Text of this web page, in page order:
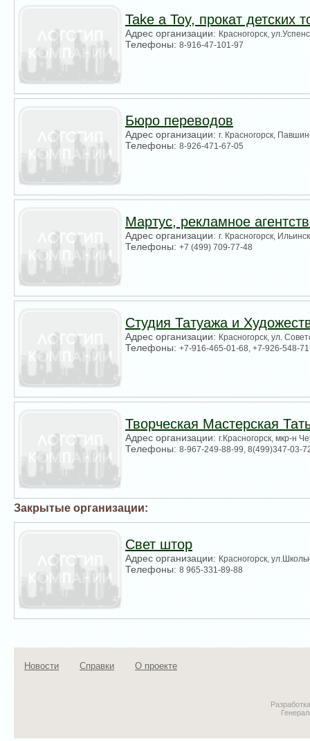
Take a Toy, прокат детских
Адрес организации:Красногорск,
Телефоны:8-916-47-101-97
Бюро переводов
Адрес организации:г. Красногорск,
Телефоны:8-926-471-67-05
Мартус, рекламное
Адрес организации:г. Красногорск,
Телефоны:+7 (499) 709-77-48
Студия Татуажа и
Адрес организации: Красногорск, ул.
Телефоны:+7-916-465-01-68, +7-926-548-
Творческая Мастерская
Адрес организации:г.Красногорск, мкр-н
Телефоны:8-967-249-88-99, 8(499)347-03-
Закрытые организации:
Свет штор
Адрес организации: Красногорск,
Телефоны:8 965-331-89-88
Новости Справки О проекте